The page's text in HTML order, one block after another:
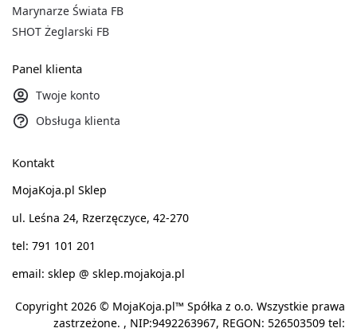
Marynarze Świata FB
SHOT Żeglarski FB
Panel klienta
Twoje konto
Obsługa klienta
Kontakt
MojaKoja.pl Sklep
ul. Leśna 24, Rzerzęczyce, 42-270
tel: 791 101 201
email: sklep @ sklep.mojakoja.pl
Copyright 2026 © MojaKoja.pl™ Spółka z o.o. Wszystkie prawa
zastrzeżone. , NIP:9492263967, REGON: 526503509 tel: